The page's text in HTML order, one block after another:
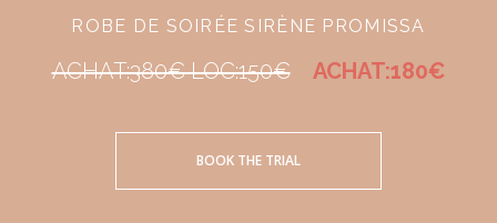
ROBE DE SOIRÉE SIRÈNE PROMISSA
ACHAT:380€ LOC:150€ ACHAT:180€
BOOK THE TRIAL